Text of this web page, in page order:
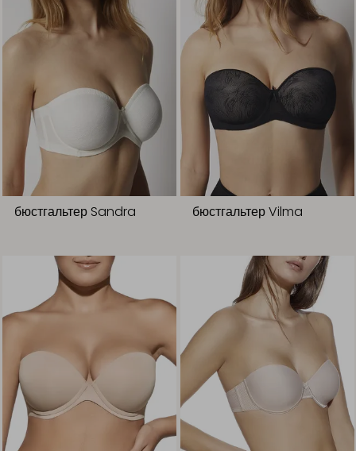
бюстгальтер Sandra бюстгальтер Vilma